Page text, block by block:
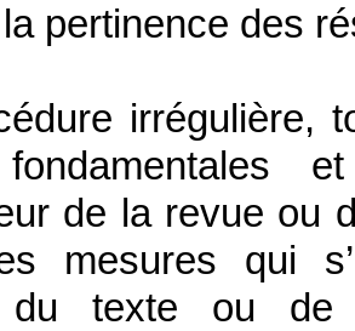
pertinence des
irrégulière,
fondamentales
de la revue ou
mesures qui
du texte ou de